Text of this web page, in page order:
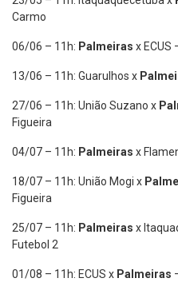
Carmo
06/06 – 11h: Palmeiras x ECUS
13/06 – 11h: Guarulhos x
27/06 – 11h: União Suzano x
Figueira
04/07 – 11h: Palmeiras x
18/07 – 11h: União Mogi x
Figueira
25/07 – 11h: Palmeiras x
Futebol 2
01/08 – 11h: ECUS x Palmeiras